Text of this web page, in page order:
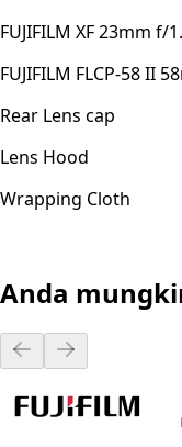
FUJIFILM XF 23mm f/
FUJIFILM FLCP-58 II
Rear Lens cap
Lens Hood
Wrapping Cloth
Anda